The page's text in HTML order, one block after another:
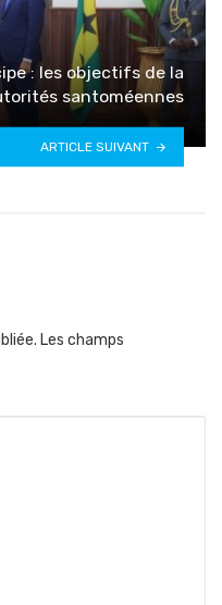
: les objectifs de la
santoméennes
ARTICLE SUIVANT
Les champs